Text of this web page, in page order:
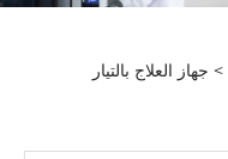
> جهاز العلاج بالتيار